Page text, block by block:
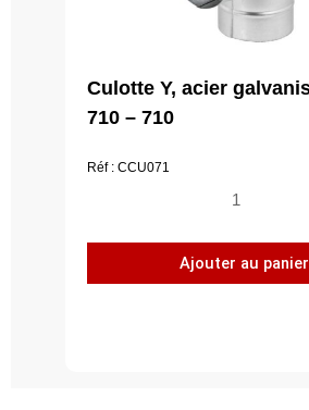
Culotte Y, acier
710 – 710
Réf : CCU071
quantité
Culotte
Y,
Ajouter au panier